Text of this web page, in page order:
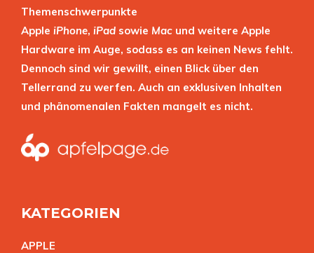
Themenschwerpunkte
Apple iPhone, iPad sowie Mac und weitere Apple
Hardware im Auge, sodass es an keinen News fehlt.
Dennoch sind wir gewillt, einen Blick über den
Tellerrand zu werfen. Auch an exklusiven Inhalten
und phänomenalen Fakten mangelt es nicht.
KATEGORIEN
APPLE